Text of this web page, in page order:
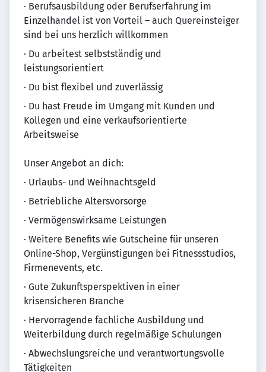
· Berufsausbildung oder Berufserfahrung im
Einzelhandel ist von Vorteil – auch Quereinsteiger
sind bei uns herzlich willkommen
· Du arbeitest selbstständig und
leistungsorientiert
· Du bist flexibel und zuverlässig
· Du hast Freude im Umgang mit Kunden und
Kollegen und eine verkaufsorientierte
Arbeitsweise
Unser Angebot an dich:
· Urlaubs- und Weihnachtsgeld
· Betriebliche Altersvorsorge
· Vermögenswirksame Leistungen
· Weitere Benefits wie Gutscheine für unseren
Online-Shop, Vergünstigungen bei Fitnessstudios,
Firmenevents, etc.
· Gute Zukunftsperspektiven in einer
krisensicheren Branche
· Hervorragende fachliche Ausbildung und
Weiterbildung durch regelmäßige Schulungen
· Abwechslungsreiche und verantwortungsvolle
Tätigkeiten